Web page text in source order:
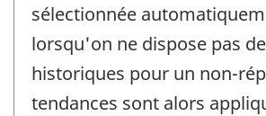
sélectionnée
lorsqu'on ne dispose pas
historiques pour un non-
tendances sont alors